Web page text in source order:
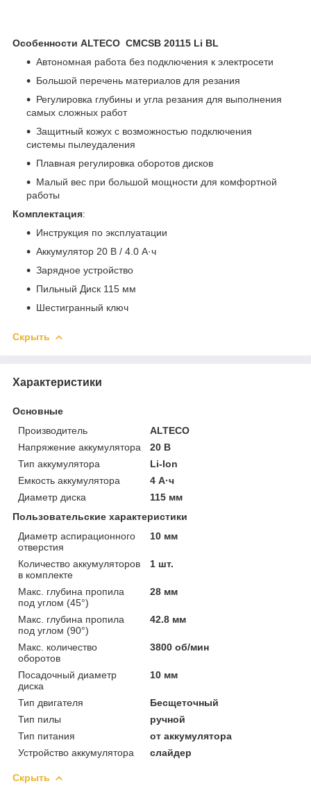
Особенности ALTECO CMCSB 20115 Li BL
Автономная работа без подключения к электросети
Большой перечень материалов для резания
Регулировка глубины и угла резания для выполнения
самых сложных работ
Защитный кожух с возможностью подключения
системы пылеудаления
Плавная регулировка оборотов дисков
Малый вес при большой мощности для комфортной
работы
Комплектация:
Инструкция по эксплуатации
Аккумулятор 20 В / 4.0 А·ч
Зарядное устройство
Пильный Диск 115 мм
Шестигранный ключ
Скрыть
Характеристики
Основные
Производитель
ALTECO
Напряжение аккумулятора
20 В
Тип аккумулятора
Li-Ion
Емкость аккумулятора
4 А·ч
Диаметр диска
115 мм
Пользовательские характеристики
Диаметр аспирационного
отверстия
10 мм
Количество аккумуляторов
в комплекте
1 шт.
Макс. глубина пропила
под углом (45°)
28 мм
Макс. глубина пропила
под углом (90°)
42.8 мм
Макс. количество
оборотов
3800 об/мин
Посадочный диаметр
диска
10 мм
Тип двигателя
Бесщеточный
Тип пилы
ручной
Тип питания
от аккумулятора
Устройство аккумулятора
слайдер
Скрыть